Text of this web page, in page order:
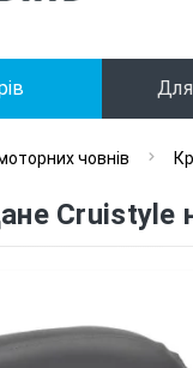
човнів
Cruistyle